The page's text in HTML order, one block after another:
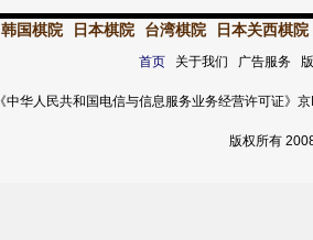
韩国棋院 日本棋院 台湾棋院 日本关西棋院
首页关于我们 广告服务
《中华人民共和国电信与信息服务业务经营许可证
版权所有